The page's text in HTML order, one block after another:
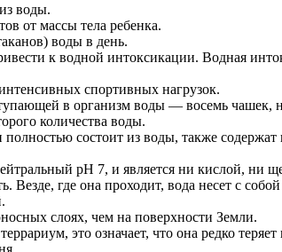
воды.
от массы тела ребенка.
воды в день.
к водной интоксикации. Водная
спортивных нагрузок.
в организм воды — восемь
количества воды.
состоит из воды, также
рН 7, и является ни кислой, ни
Везде, где она проходит, вода несет с
слоях, чем на поверхности Земли.
это означает, что она редко